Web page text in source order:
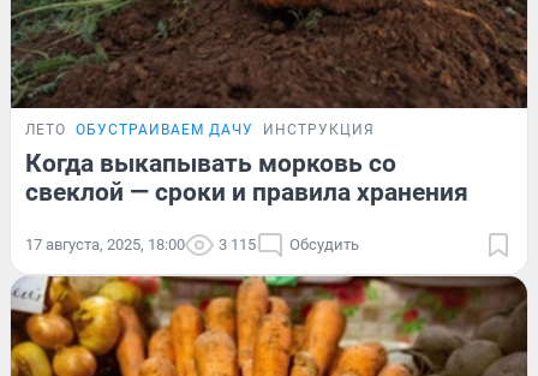
ЛЕТО ОБУСТРАИВАЕМ ДАЧУ ИНСТРУКЦИЯ
Когда выкапывать морковь со
свеклой — сроки и правила хранения
17 августа, 2025, 18:00 3 115 Обсудить